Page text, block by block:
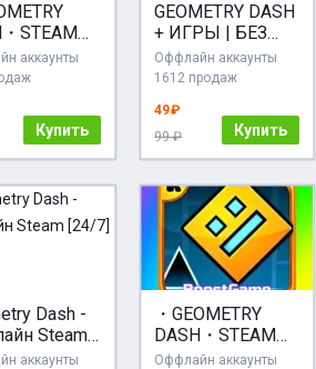
STEAM
・
FREE
аккаунты
Купить
GEOMETRY DASH
+ ИГРЫ | БЕЗ
GUARD + КЛЮЧ |
STEAM
Оффлайн аккаунты
1612 продаж
49 ₽
99 ₽
Купить
Dash -
Steam
аккаунты
・GEOMETRY
DASH・STEAM
GLOBAL・
Оффлайн аккаунты